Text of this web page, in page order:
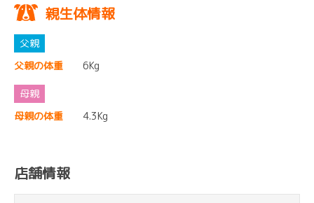
親生体情報
父親の体重 6Kg
母親の体重 4.3Kg
店舗情報